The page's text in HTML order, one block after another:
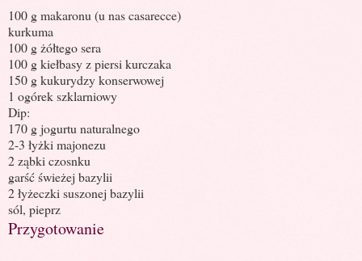
100 g makaronu (u nas casarecce)
kurkuma
100 g żółtego sera
100 g kiełbasy z piersi kurczaka
150 g kukurydzy konserwowej
1 ogórek szklarniowy
Dip:
170 g jogurtu naturalnego
2-3 łyżki majonezu
2 ząbki czosnku
garść świeżej bazylii
2 łyżeczki suszonej bazylii
sól, pieprz
Przygotowanie